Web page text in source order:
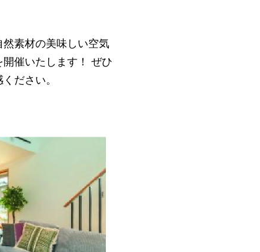
素材の美味しい空気
催いたします！ ぜひ
ださい。